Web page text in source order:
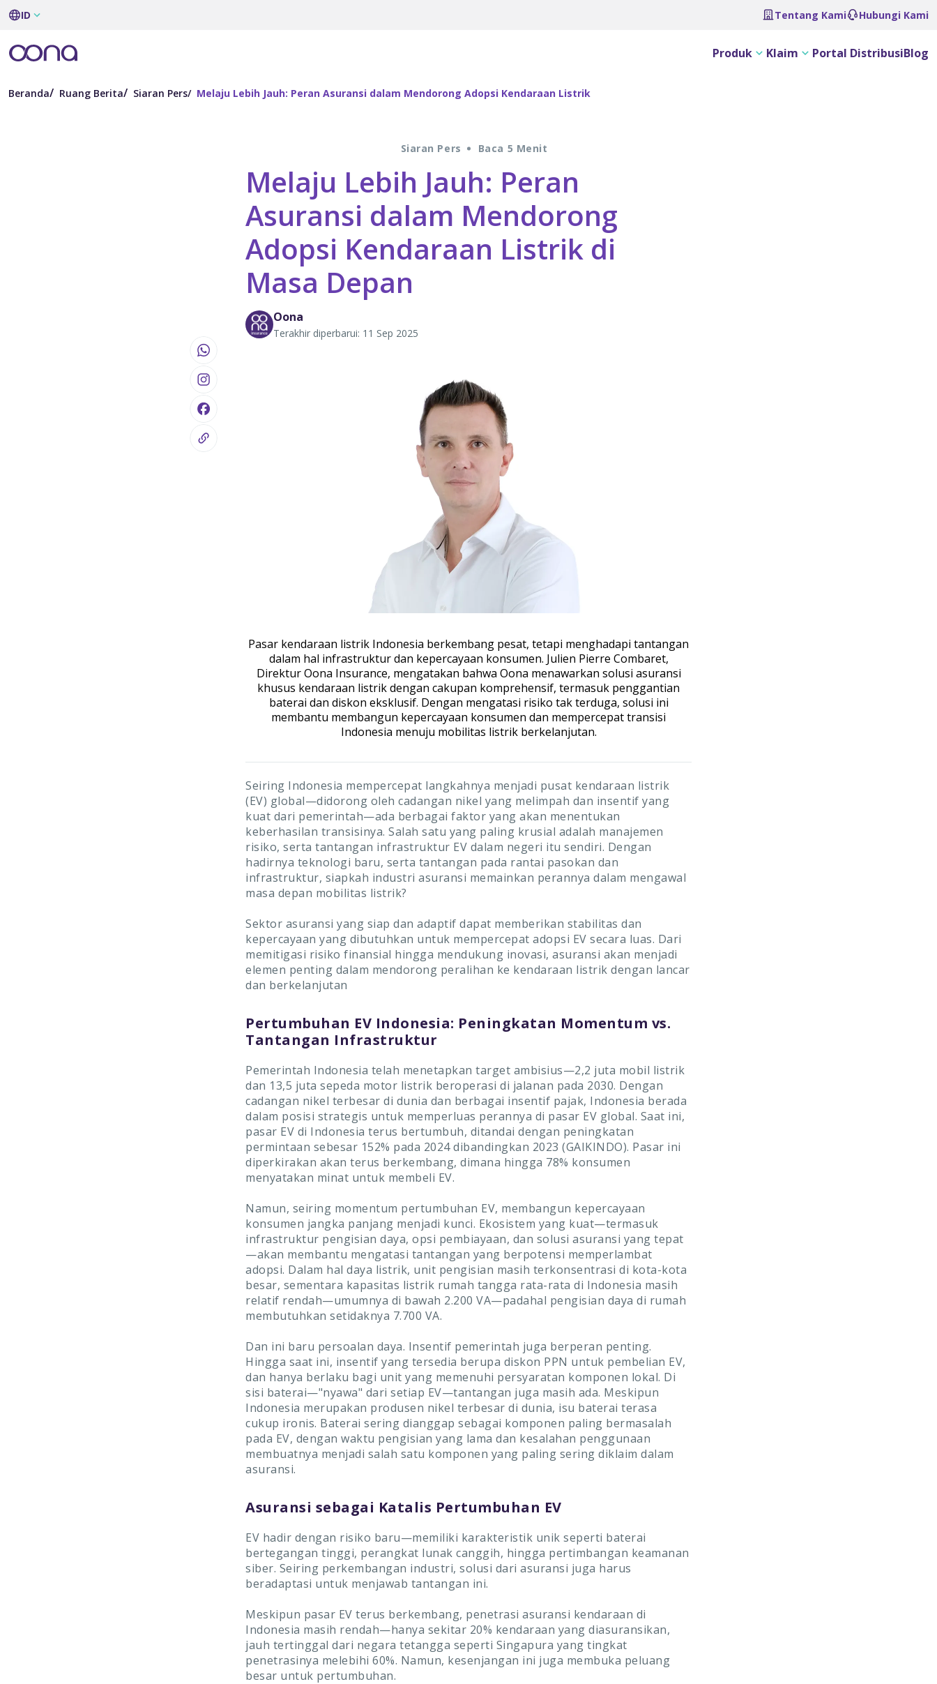
ID Tentang Kami Hubungi Kami
Produk Klaim Portal DistribusiBlog
Beranda Ruang Berita Siaran Pers Melaju Lebih Jauh: Peran Asuransi dalam Mendorong Adopsi Kendaraan Listrik
Siaran Pers Baca 5 Menit
Melaju Lebih Jauh: Peran
Asuransi dalam Mendorong
Adopsi Kendaraan Listrik di
Masa Depan
Oona
Terakhir diperbarui: 11 Sep 2025
Pasar kendaraan listrik Indonesia berkembang pesat, tetapi menghadapi tantangan
dalam hal infrastruktur dan kepercayaan konsumen. Julien Pierre Combaret,
Direktur Oona Insurance, mengatakan bahwa Oona menawarkan solusi asuransi
khusus kendaraan listrik dengan cakupan komprehensif, termasuk penggantian
baterai dan diskon eksklusif. Dengan mengatasi risiko tak terduga, solusi ini
membantu membangun kepercayaan konsumen dan mempercepat transisi
Indonesia menuju mobilitas listrik berkelanjutan.
Seiring Indonesia mempercepat langkahnya menjadi pusat kendaraan listrik
(EV) global—didorong oleh cadangan nikel yang melimpah dan insentif yang
kuat dari pemerintah—ada berbagai faktor yang akan menentukan
keberhasilan transisinya. Salah satu yang paling krusial adalah manajemen
risiko, serta tantangan infrastruktur EV dalam negeri itu sendiri. Dengan
hadirnya teknologi baru, serta tantangan pada rantai pasokan dan
infrastruktur, siapkah industri asuransi memainkan perannya dalam mengawal
masa depan mobilitas listrik?
Sektor asuransi yang siap dan adaptif dapat memberikan stabilitas dan
kepercayaan yang dibutuhkan untuk mempercepat adopsi EV secara luas. Dari
memitigasi risiko finansial hingga mendukung inovasi, asuransi akan menjadi
elemen penting dalam mendorong peralihan ke kendaraan listrik dengan lancar
dan berkelanjutan
Pertumbuhan EV Indonesia: Peningkatan Momentum vs.
Tantangan Infrastruktur
Pemerintah Indonesia telah menetapkan target ambisius—2,2 juta mobil listrik
dan 13,5 juta sepeda motor listrik beroperasi di jalanan pada 2030. Dengan
cadangan nikel terbesar di dunia dan berbagai insentif pajak, Indonesia berada
dalam posisi strategis untuk memperluas perannya di pasar EV global. Saat ini,
pasar EV di Indonesia terus bertumbuh, ditandai dengan peningkatan
permintaan sebesar 152% pada 2024 dibandingkan 2023 (GAIKINDO). Pasar ini
diperkirakan akan terus berkembang, dimana hingga 78% konsumen
menyatakan minat untuk membeli EV.
Namun, seiring momentum pertumbuhan EV, membangun kepercayaan
konsumen jangka panjang menjadi kunci. Ekosistem yang kuat—termasuk
infrastruktur pengisian daya, opsi pembiayaan, dan solusi asuransi yang tepat
—akan membantu mengatasi tantangan yang berpotensi memperlambat
adopsi. Dalam hal daya listrik, unit pengisian masih terkonsentrasi di kota-kota
besar, sementara kapasitas listrik rumah tangga rata-rata di Indonesia masih
relatif rendah—umumnya di bawah 2.200 VA—padahal pengisian daya di rumah
membutuhkan setidaknya 7.700 VA.
Dan ini baru persoalan daya. Insentif pemerintah juga berperan penting.
Hingga saat ini, insentif yang tersedia berupa diskon PPN untuk pembelian EV,
dan hanya berlaku bagi unit yang memenuhi persyaratan komponen lokal. Di
sisi baterai—"nyawa" dari setiap EV—tantangan juga masih ada. Meskipun
Indonesia merupakan produsen nikel terbesar di dunia, isu baterai terasa
cukup ironis. Baterai sering dianggap sebagai komponen paling bermasalah
pada EV, dengan waktu pengisian yang lama dan kesalahan penggunaan
membuatnya menjadi salah satu komponen yang paling sering diklaim dalam
asuransi.
Asuransi sebagai Katalis Pertumbuhan EV
EV hadir dengan risiko baru—memiliki karakteristik unik seperti baterai
bertegangan tinggi, perangkat lunak canggih, hingga pertimbangan keamanan
siber. Seiring perkembangan industri, solusi dari asuransi juga harus
beradaptasi untuk menjawab tantangan ini.
Meskipun pasar EV terus berkembang, penetrasi asuransi kendaraan di
Indonesia masih rendah—hanya sekitar 20% kendaraan yang diasuransikan,
jauh tertinggal dari negara tetangga seperti Singapura yang tingkat
penetrasinya melebihi 60%. Namun, kesenjangan ini juga membuka peluang
besar untuk pertumbuhan.